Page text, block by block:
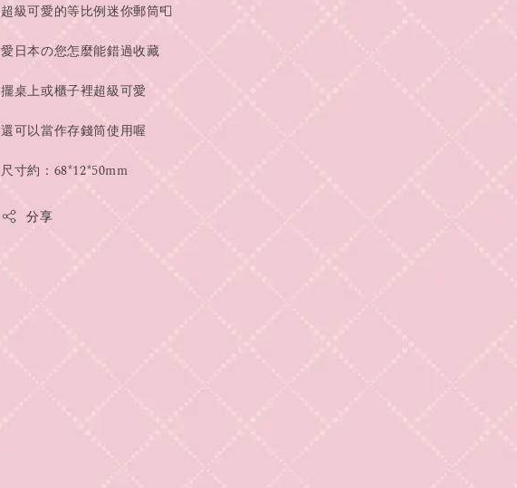
超級可愛的等比例迷你郵筒📮
愛日本の您怎麼能錯過收藏
擺桌上或櫃子裡超級可愛
還可以當作存錢筒使用喔
尺寸約：68*12*50mm
分享